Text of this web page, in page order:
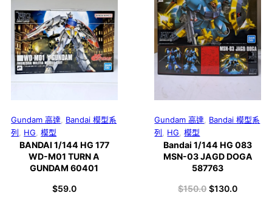
Gundam 高達 Bandai 模型系
列
HG ,模型
BANDAI 1/144 HG 177
WD-M01 TURN A
GUNDAM 60401
$59.0
Gundam 高達 Bandai 模型系
列
HG ,模型
Bandai 1/144 HG 083
MSN-03 JAGD DOGA
587763
$150.0 $130.0